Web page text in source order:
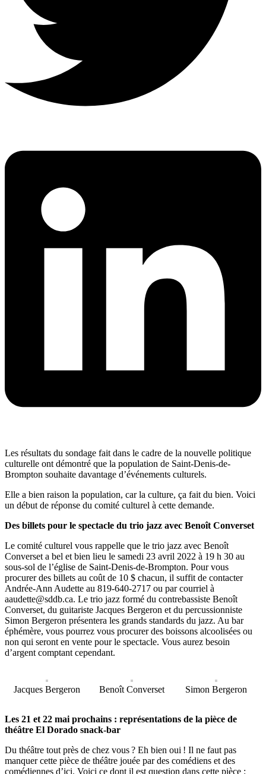
Les résultats du sondage fait dans le cadre de la nouvelle politique
culturelle ont démontré que la population de Saint-Denis-de-
Brompton souhaite davantage d’événements culturels.
Elle a bien raison la population, car la culture, ça fait du bien. Voici
un début de réponse du comité culturel à cette demande.
Des billets pour le spectacle du trio jazz avec Benoît Converset
Le comité culturel vous rappelle que le trio jazz avec Benoît
Converset a bel et bien lieu le samedi 23 avril 2022 à 19 h 30 au
sous-sol de l’église de Saint-Denis-de-Brompton. Pour vous
procurer des billets au coût de 10 $ chacun, il suffit de contacter
Andrée-Ann Audette au 819-640-2717 ou par courriel à
aaudette@sddb.ca. Le trio jazz formé du contrebassiste Benoît
Converset, du guitariste Jacques Bergeron et du percussionniste
Simon Bergeron présentera les grands standards du jazz. Au bar
éphémère, vous pourrez vous procurer des boissons alcoolisées ou
non qui seront en vente pour le spectacle. Vous aurez besoin
d’argent comptant cependant.
Jacques Bergeron Benoît Converset Simon Bergeron
Les 21 et 22 mai prochains : représentations de la pièce de
théâtre El Dorado snack-bar
Du théâtre tout près de chez vous ? Eh bien oui ! Il ne faut pas
manquer cette pièce de théâtre jouée par des comédiens et des
comédiennes d’ici. Voici ce dont il est question dans cette pièce :